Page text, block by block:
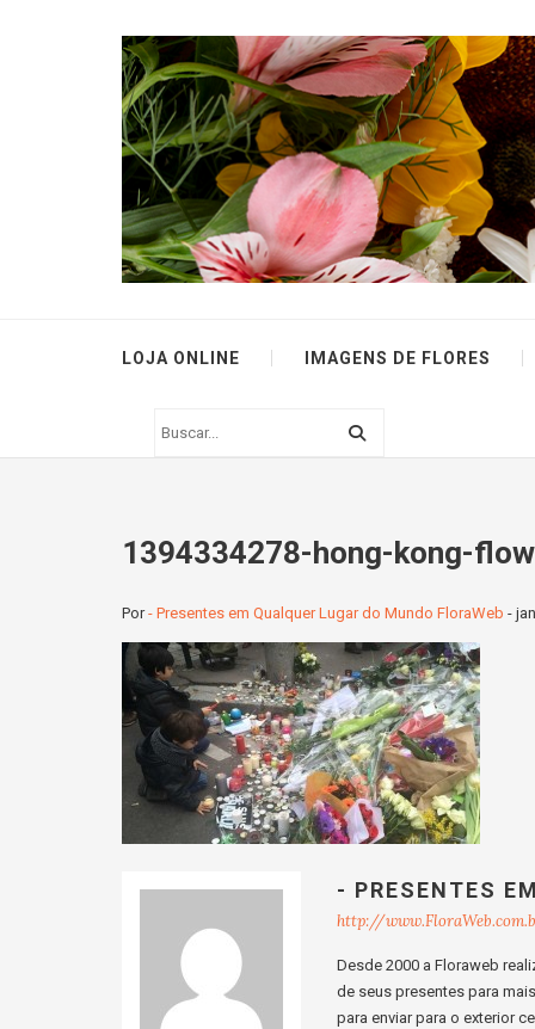
LOJA ONLINE IMAGENS DE FLORES
1394334278-hong-kong-
Por- Presentes em Qualquer Lugar do Mundo FloraWeb -
- PRESENTES
http://
Desde 2000 a Floraweb
de seus presentes para
para enviar para o exterior